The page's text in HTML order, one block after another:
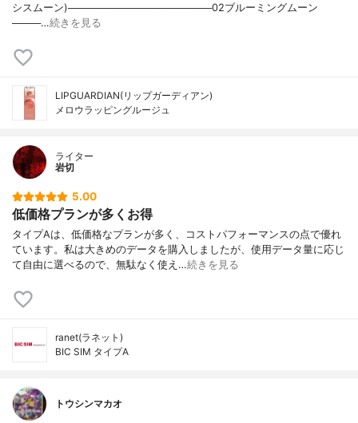
シスムーン)────────────────────02ブルーミングムーン
────…続きを見る
LIPGUARDIAN(リップガーディアン)
メロウラッピングルージュ
ライター
岩切
5.00
低価格プランが多くお得
タイプAは、低価格なプランが多く、コストパフォーマンスの点で優れ
ています。私は大きめのデータを購入しましたが、使用データ量に応じ
て自由に選べるので、無駄なく使え…続きを見る
ranet(ラネット)
BIC SIM タイプA
トウシンマカオ